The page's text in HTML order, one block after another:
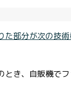
た部分が次の技
とき、自販機で